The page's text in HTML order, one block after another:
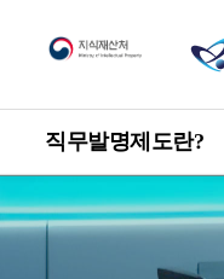
직무발명제도란?
한눈에 보는 직무발명제도